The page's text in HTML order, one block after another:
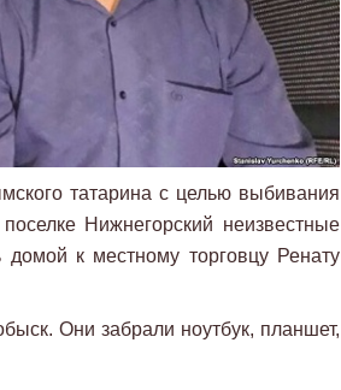
татарина с целью выбивания
Нижнегорский неизвестные
к местному торговцу Ренату
Они забрали ноутбук, планшет,